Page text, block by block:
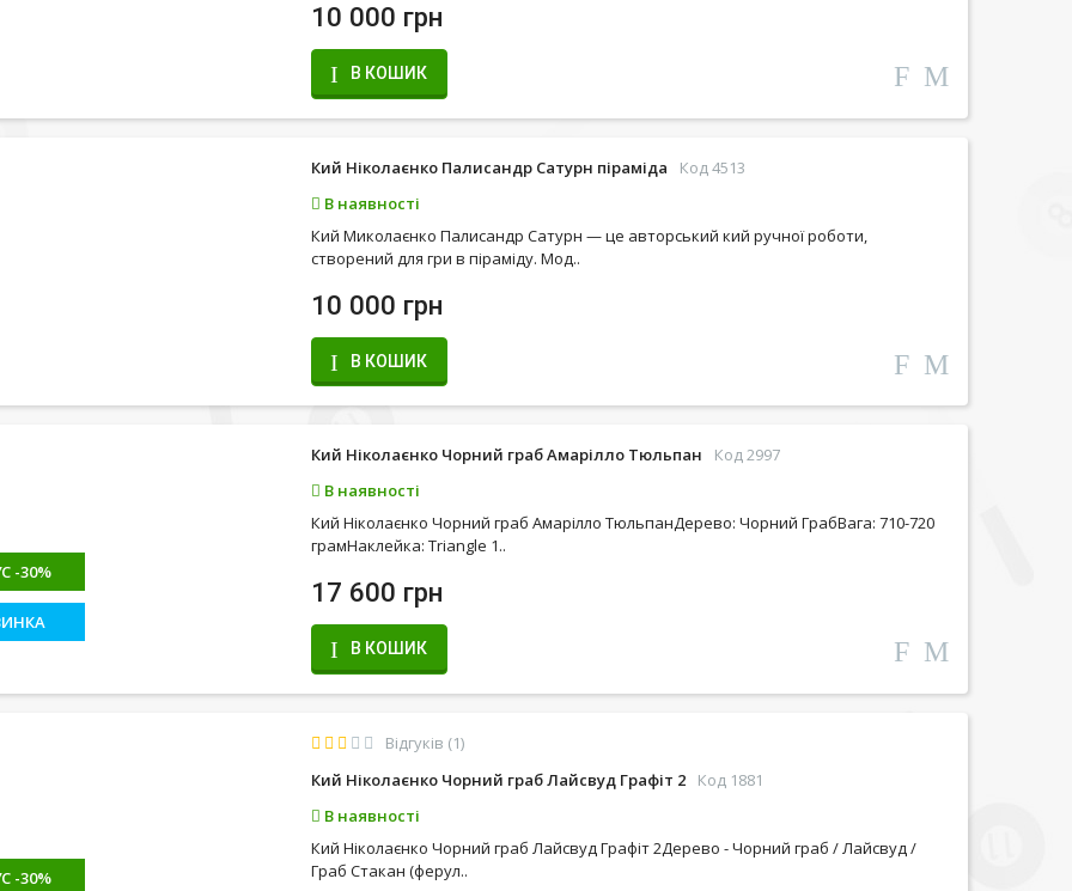
10 000 грн
В КОШИК
Кий Ніколаєнко Палисандр Сатурн піраміда
Код 4513
В наявності
Кий Миколаєнко Палисандр Сатурн — це авторський кий ручної роботи,
створений для гри в піраміду. Мод..
10 000 грн
В КОШИК
-30%
Кий Ніколаєнко Чорний граб Амарілло Тюльпан
Код 2997
В наявності
Кий Ніколаєнко Чорний граб Амарілло ТюльпанДерево: Чорний ГрабВага: 710-720
грамНаклейка: Triangle 1..
17 600 грн
В КОШИК
-30%
Відгуків (1)
Кий Ніколаєнко Чорний граб Лайсвуд Графіт 2
Код 1881
В наявності
Кий Ніколаєнко Чорний граб Лайсвуд Графіт 2Дерево - Чорний граб / Лайсвуд /
Граб Стакан (ферул..